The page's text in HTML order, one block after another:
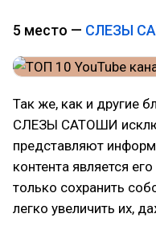
5 место — СЛЕЗЫ
Так же, как и другие
СЛЕЗЫ САТОШИ
представляют
контента является
только сохранить
легко увеличить их,